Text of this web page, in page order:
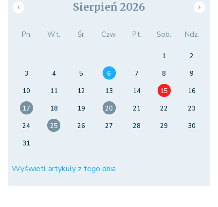
Sierpień 2026
Pn. Wt. Śr. Czw. Pt. Sob. Ndz.
1
2
3
4 5 6 7 8
9
10
11 12 13 14 15
16
17
18 19 20 21 22
23
24
25 26 27 28 29
30
31
Wyświetl artykuły z tego dnia